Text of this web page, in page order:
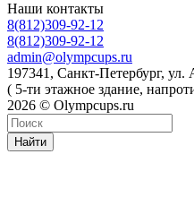
Наши контакты
8(812)309-92-12
8(812)309-92-12
admin@olympcups.ru
197341, Санкт-Петербург,
( 5-ти этажное здание,
2026 © Olympcups.ru
Найти